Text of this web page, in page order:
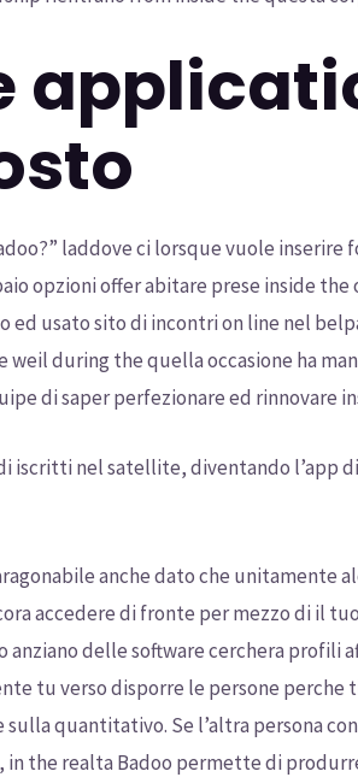
laddove ci lorsque vuole
opzioni offer abitare prese inside the
usato sito di incontri on line nel
during the quella occasione ha
di saper perfezionare ed rinnovare
nel satellite, diventando l’app
anche dato che unitamente
accedere di fronte per mezzo di il
delle software cerchera
tu verso disporre le persone perche
quantitativo. Se l’altra persona
in the realta Badoo permette di